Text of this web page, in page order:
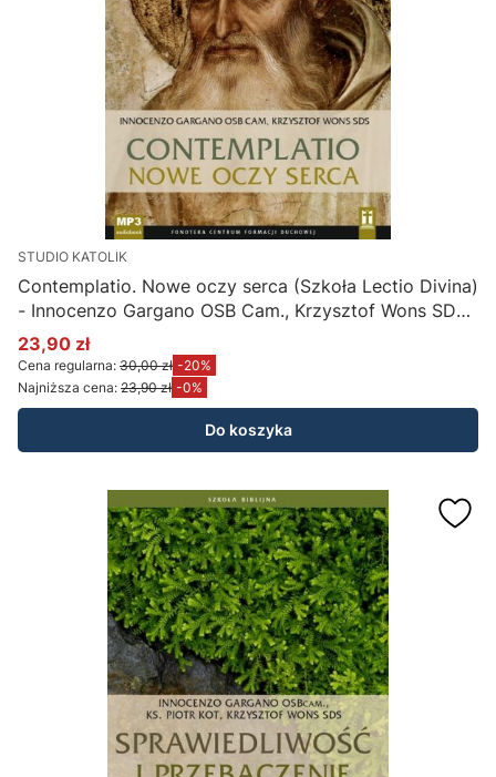
STUDIO KATOLIK
Contemplatio. Nowe oczy serca (Szkoła Lectio Divina)
- Innocenzo Gargano OSB Cam., Krzysztof Wons SDS
(płyta CD MP3)
Cena promocyjna
23,90 zł
Cena regularna: 30,00 zł -20%
Najniższa cena: 23,90 zł -0%
Do koszyka